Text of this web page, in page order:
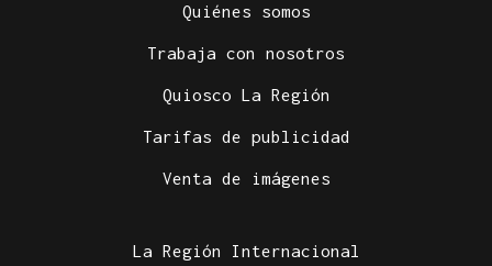
Quiénes somos
Trabaja con nosotros
Quiosco La Región
Tarifas de publicidad
Venta de imágenes
La Región Internacional